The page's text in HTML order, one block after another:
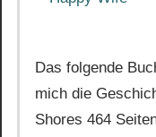
Das folgende
mich die
Shores 464